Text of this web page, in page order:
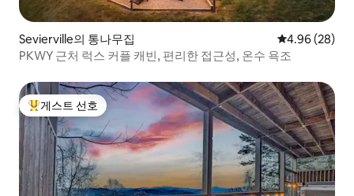
Sevierville의 통나무집 평점 4.96점(5
4.96 (28)
PKWY 근처 럭스 커플 캐빈, 편리한 접근성, 온수 욕조
상위 게스트 선호
게스트 선호